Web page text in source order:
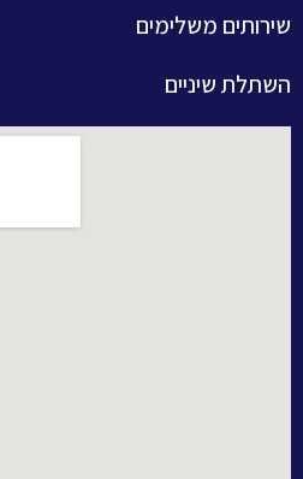
שירותים משלימים
השתלת שיניים